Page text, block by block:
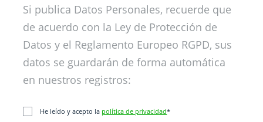
Si publica Datos Personales, recuerde que
de acuerdo con la Ley de Protección de
Datos y el Reglamento Europeo RGPD, sus
datos se guardarán de forma automática
en nuestros registros:
He leído y acepto la política de privacidad*